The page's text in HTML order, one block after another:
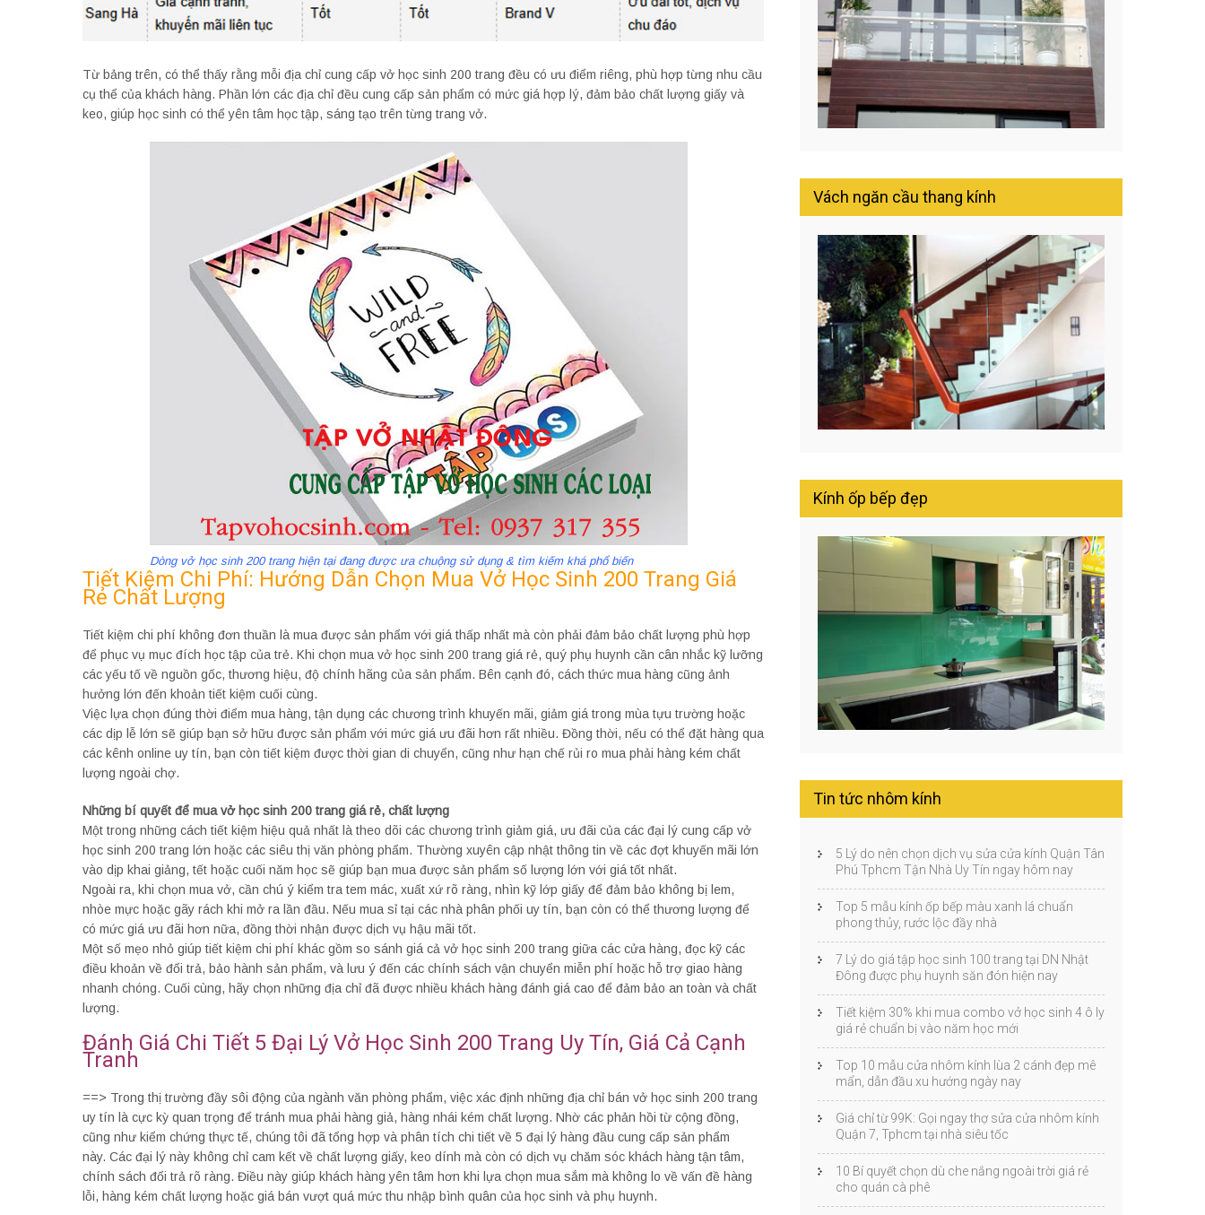
Từ bảng trên, có thể thấy rằng mỗi địa chỉ cung cấp vở học sinh 200 trang đều có ưu điểm riêng, phù hợp từng nhu cầu
cụ thể của khách hàng. Phần lớn các địa chỉ đều cung cấp sản phẩm có mức giá hợp lý, đảm bảo chất lượng giấy và
keo, giúp học sinh có thể yên tâm học tập, sáng tạo trên từng trang vở.
Dòng vở học sinh 200 trang hiện tại đang được ưa chuộng sử dụng & tìm kiếm khá phổ biến
Tiết Kiệm Chi Phí: Hướng Dẫn Chọn Mua Vở Học Sinh 200 Trang Giá
Rẻ Chất Lượng
Tiết kiệm chi phí không đơn thuần là mua được sản phẩm với giá thấp nhất mà còn phải đảm bảo chất lượng phù hợp
để phục vụ mục đích học tập của trẻ. Khi chọn mua vở học sinh 200 trang giá rẻ, quý phụ huynh cần cân nhắc kỹ lưỡng
các yếu tố về nguồn gốc, thương hiệu, độ chính hãng của sản phẩm. Bên cạnh đó, cách thức mua hàng cũng ảnh
hưởng lớn đến khoản tiết kiệm cuối cùng.
Việc lựa chọn đúng thời điểm mua hàng, tận dụng các chương trình khuyến mãi, giảm giá trong mùa tựu trường hoặc
các dịp lễ lớn sẽ giúp bạn sở hữu được sản phẩm với mức giá ưu đãi hơn rất nhiều. Đồng thời, nếu có thể đặt hàng qua
các kênh online uy tín, bạn còn tiết kiệm được thời gian di chuyển, cũng như hạn chế rủi ro mua phải hàng kém chất
lượng ngoài chợ.
Những bí quyết để mua vở học sinh 200 trang giá rẻ, chất lượng
Một trong những cách tiết kiệm hiệu quả nhất là theo dõi các chương trình giảm giá, ưu đãi của các đại lý cung cấp vở
học sinh 200 trang lớn hoặc các siêu thị văn phòng phẩm. Thường xuyên cập nhật thông tin về các đợt khuyến mãi lớn
vào dịp khai giảng, tết hoặc cuối năm học sẽ giúp bạn mua được sản phẩm số lượng lớn với giá tốt nhất.
Ngoài ra, khi chọn mua vở, cần chú ý kiểm tra tem mác, xuất xứ rõ ràng, nhìn kỹ lớp giấy để đảm bảo không bị lem,
nhòe mực hoặc gãy rách khi mở ra lần đầu. Nếu mua sỉ tại các nhà phân phối uy tín, bạn còn có thể thương lượng để
có mức giá ưu đãi hơn nữa, đồng thời nhận được dịch vụ hậu mãi tốt.
Một số mẹo nhỏ giúp tiết kiệm chi phí khác gồm so sánh giá cả vở học sinh 200 trang giữa các cửa hàng, đọc kỹ các
điều khoản về đổi trả, bảo hành sản phẩm, và lưu ý đến các chính sách vận chuyển miễn phí hoặc hỗ trợ giao hàng
nhanh chóng. Cuối cùng, hãy chọn những địa chỉ đã được nhiều khách hàng đánh giá cao để đảm bảo an toàn và chất
lượng.
Đánh Giá Chi Tiết 5 Đại Lý Vở Học Sinh 200 Trang Uy Tín, Giá Cả Cạnh
Tranh
==> Trong thị trường đầy sôi động của ngành văn phòng phẩm, việc xác định những địa chỉ bán vở học sinh 200 trang
uy tín là cực kỳ quan trọng để tránh mua phải hàng giả, hàng nhái kém chất lượng. Nhờ các phản hồi từ cộng đồng,
cũng như kiểm chứng thực tế, chúng tôi đã tổng hợp và phân tích chi tiết về 5 đại lý hàng đầu cung cấp sản phẩm
này. Các đại lý này không chỉ cam kết về chất lượng giấy, keo dính mà còn có dịch vụ chăm sóc khách hàng tận tâm,
chính sách đổi trả rõ ràng. Điều này giúp khách hàng yên tâm hơn khi lựa chọn mua sắm mà không lo về vấn đề hàng
lỗi, hàng kém chất lượng hoặc giá bán vượt quá mức thu nhập bình quân của học sinh và phụ huynh.
Vách ngăn cầu thang kính
Kính ốp bếp đẹp
Tin tức nhôm kính
5 Lý do nên chọn dịch vụ sửa cửa kính Quận Tân
Phú Tphcm Tận Nhà Uy Tín ngay hôm nay
Top 5 mẫu kính ốp bếp màu xanh lá chuẩn
phong thủy, rước lộc đầy nhà
7 Lý do giá tập học sinh 100 trang tại DN Nhật
Đông được phụ huynh săn đón hiện nay
Tiết kiệm 30% khi mua combo vở học sinh 4 ô ly
giá rẻ chuẩn bị vào năm học mới
Top 10 mẫu cửa nhôm kính lùa 2 cánh đẹp mê
mẩn, dẫn đầu xu hướng ngày nay
Giá chỉ từ 99K: Gọi ngay thợ sửa cửa nhôm kính
Quận 7, Tphcm tại nhà siêu tốc
10 Bí quyết chọn dù che nắng ngoài trời giá rẻ
cho quán cà phê